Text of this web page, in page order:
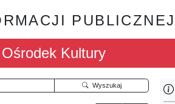
PUBLICZNEJ
Kultury
Wyszukaj